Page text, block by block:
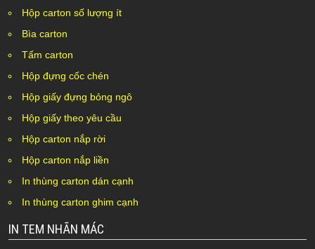
Hộp carton số lượng ít
Bìa carton
Tấm carton
Hộp đựng cốc chén
Hộp giấy đựng bỏng ngô
Hộp giấy theo yêu cầu
Hộp carton nắp rời
Hộp carton nắp liền
In thùng carton dán cạnh
In thùng carton ghim cạnh
IN TEM NHÃN MÁC